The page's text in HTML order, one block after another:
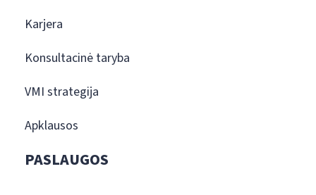
Karjera
Konsultacinė taryba
VMI strategija
Apklausos
PASLAUGOS